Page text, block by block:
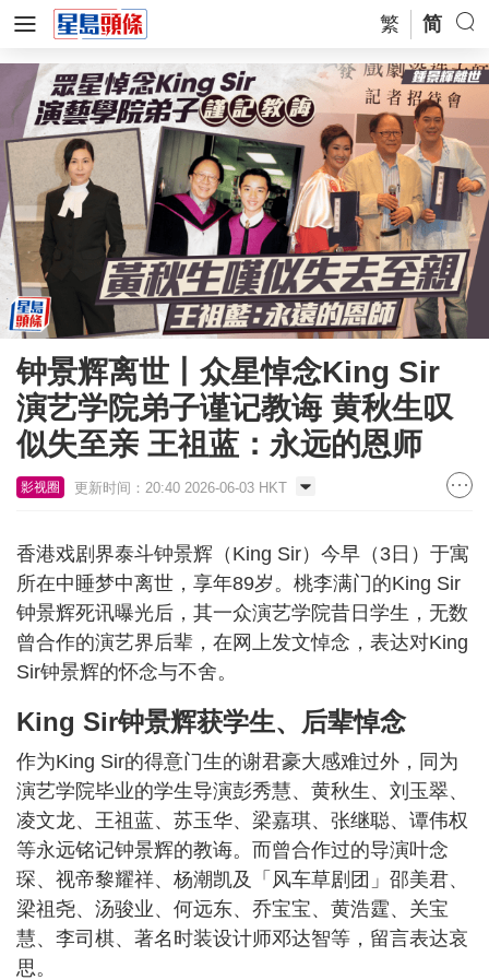
繁 简
钟景辉离世丨众星悼念King Sir
演艺学院弟子谨记教诲 黄秋生叹
似失至亲 王祖蓝：永远的恩师
影视圈 更新时间：20:40 2026-06-03 HKT
香港戏剧界泰斗钟景辉（King Sir）今早（3日）于寓
所在中睡梦中离世，享年89岁。桃李满门的King Sir
钟景辉死讯曝光后，其一众演艺学院昔日学生，无数
曾合作的演艺界后辈，在网上发文悼念，表达对King
Sir钟景辉的怀念与不舍。
King Sir钟景辉获学生、后辈悼念
作为King Sir的得意门生的谢君豪大感难过外，同为
演艺学院毕业的学生导演彭秀慧、黄秋生、刘玉翠、
凌文龙、王祖蓝、苏玉华、梁嘉琪、张继聪、谭伟权
等永远铭记钟景辉的教诲。而曾合作过的导演叶念
琛、视帝黎耀祥、杨潮凯及「风车草剧团」邵美君、
梁祖尧、汤骏业、何远东、乔宝宝、黄浩霆、关宝
慧、李司棋、著名时装设计师邓达智等，留言表达哀
思。